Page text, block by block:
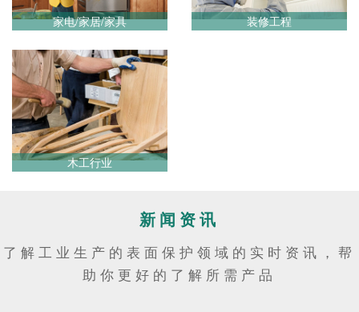
家电/家居/家具 装修工程
木工行业
新闻资讯
了解工业生产的表面保护领域的实时资讯，帮
助你更好的了解所需产品